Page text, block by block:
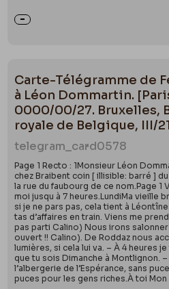
Carte-Télégramme de
à Léon Dommartin.
0000/00/27. Bruxelles,
royale de Belgique, III/
telegram_card0578
Page 1 Recto : 1Monsieur Léon
chez Braibent coin [ illisible: barré ]
la rue du faubourg de ce nom.Page 1
moi jusqu à 7 heures.LundiMa vieille
si je ne pars pas, cela tient à
tas d’affaires en train. Viens me
pas parti Calino) Nous irons salonner
ouvert !! Calino). De Roddaz nous
lumières, si cela lui va. – À 4 heures
que tu sois Dimanche à Montlignon.
l’albergerie de l’Espérance, sans
puces pour les gens riches.À toi Mon